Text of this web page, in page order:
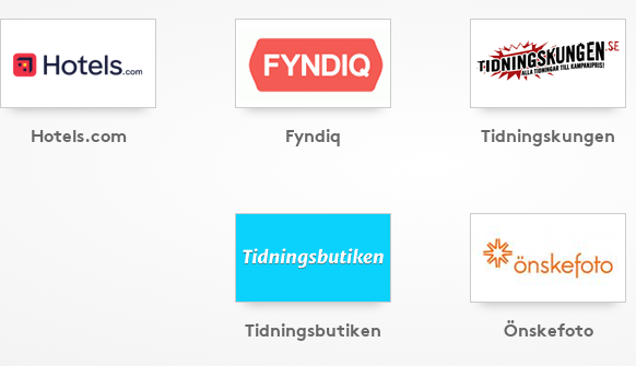
Hotels.com Fyndiq Tidningskungen
Tidningsbutiken Önskefoto